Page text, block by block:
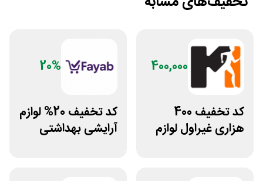
400,000
کد تخفیف 400
هزاری غیراول لوازم
20%
کد تخفیف 20% لوازم
آرایشی بهداشتی